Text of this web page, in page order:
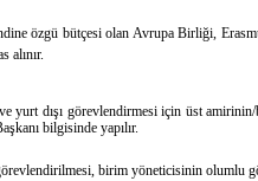
özgü bütçesi olan Avrupa Birliği,
alınır.
yurt dışı görevlendirmesi için üst
bilgisinde yapılır.
birim yöneticisinin olumlu